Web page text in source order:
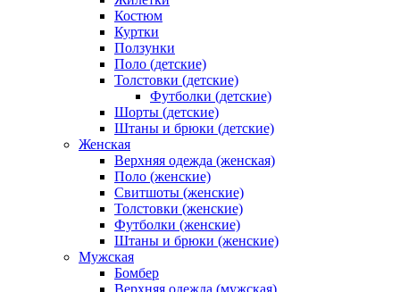
Костюм
Куртки
Ползунки
Поло (детские)
Толстовки (детские)
Футболки (детские)
Шорты (детские)
Штаны и брюки (детские)
Женская
Верхняя одежда (женская)
Поло (женские)
Свитшоты (женские)
Толстовки (женские)
Футболки (женские)
Штаны и брюки (женские)
Мужская
Бомбер
Верхняя одежда (мужская)